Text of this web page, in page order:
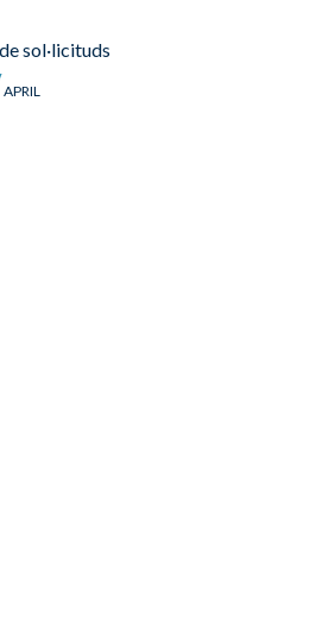
sol·licituds
APRIL